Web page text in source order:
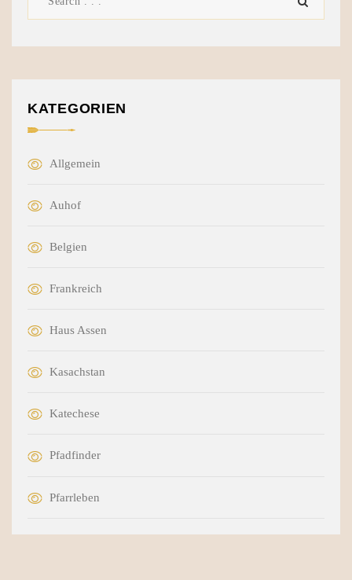
KATEGORIEN
Allgemein
Auhof
Belgien
Frankreich
Haus Assen
Kasachstan
Katechese
Pfadfinder
Pfarrleben